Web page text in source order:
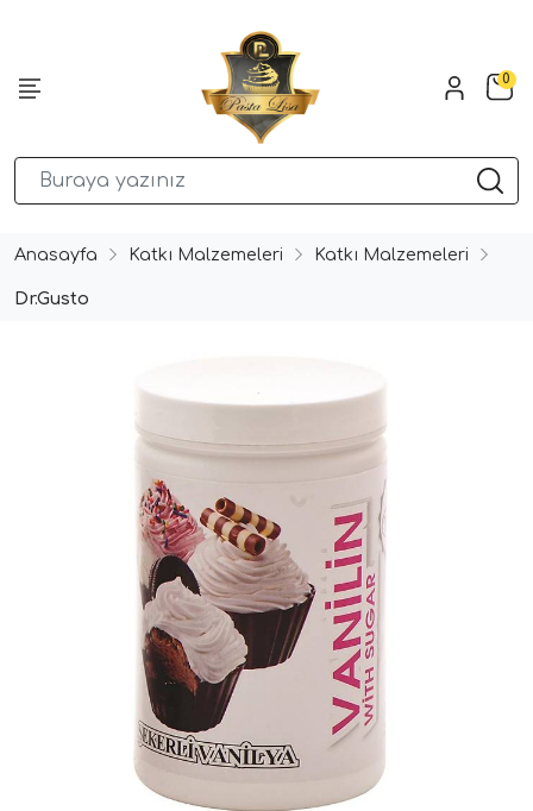
0
Anasayfa Katkı Malzemeleri Katkı Malzemeleri
Dr.Gusto